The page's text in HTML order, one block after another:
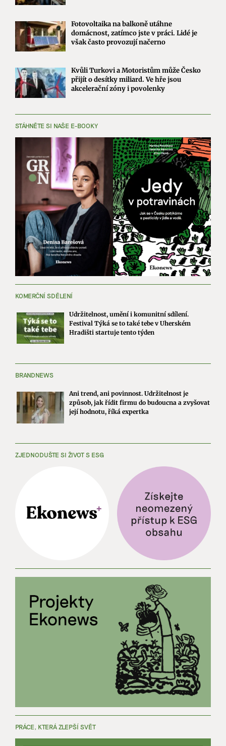
Fotovoltaika na balkoně utáhne
domácnost, zatímco jste v práci. Lidé je
však často provozují načerno
Kvůli Turkovi a Motoristům může Česko
přijít o desítky miliard. Ve hře jsou
akcelerační zóny i povolenky
STÁHNĚTE SI NAŠE E-BOOKY
KOMERČNÍ SDĚLENÍ
Udržitelnost, umění i komunitní sdílení.
Festival Týká se to také tebe v Uherském
Hradišti startuje tento týden
BRANDNEWS
Ani trend, ani povinnost. Udržitelnost je
způsob, jak řídit firmu do budoucna a zvyšovat
její hodnotu, říká expertka
ZJEDNODUŠTE SI ŽIVOT S ESG
PRÁCE, KTERÁ ZLEPŠÍ SVĚT